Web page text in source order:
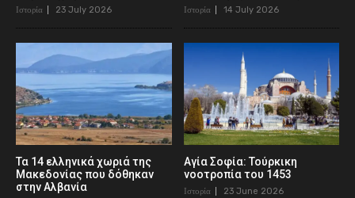
Ιστορία 23 July 2026 Ιστορία 14 July 2026
Τα 14 ελληνικά χωριά της
Μακεδονίας που δόθηκαν
στην Αλβανία
Αγία Σοφία: Τούρκικη
νοοτροπία του 1453
Ιστορία 23 June 2026